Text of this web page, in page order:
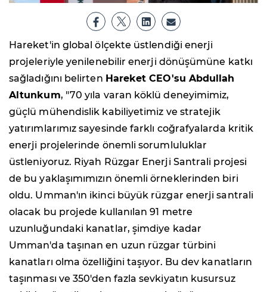
Hareket'in global ölçekte üstlendiği enerji
projeleriyle yenilenebilir enerji dönüşümüne katkı
sağladığını belirten Hareket CEO'su Abdullah
Altunkum, "70 yıla varan köklü deneyimimiz,
güçlü mühendislik kabiliyetimiz ve stratejik
yatırımlarımız sayesinde farklı coğrafyalarda kritik
enerji projelerinde önemli sorumluluklar
üstleniyoruz. Riyah Rüzgar Enerji Santrali projesi
de bu yaklaşımımızın önemli örneklerinden biri
oldu. Umman'ın ikinci büyük rüzgar enerji santrali
olacak bu projede kullanılan 91 metre
uzunluğundaki kanatlar, şimdiye kadar
Umman'da taşınan en uzun rüzgar türbini
kanatları olma özelliğini taşıyor. Bu dev kanatların
taşınması ve 350'den fazla sevkiyatın kusursuz